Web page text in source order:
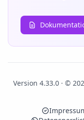
Version 4.33.0 · ©